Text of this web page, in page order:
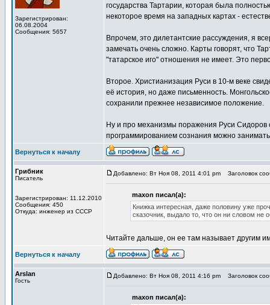
Зарегистрирован:
06.08.2004
Сообщения: 5657
государства Тартарии, которая была
некоторое время на западных картах -
Впрочем, это дилетантские рассуждения, я
замечать очень сложно. Карты говорят, что
"татарское иго" отношения не имеет. Это
Второе. Христианизация Руси в 10-м веке
её история, но даже письменность.
сохранили прежнее независимое положение.
Ну и про механизмы поражения Руси Сидоров
программированием сознания можно
Вернуться к началу
Грибник
Писатель
Зарегистрирован: 11.12.2010
Сообщения: 450
Откуда: инженер из СССР
Добавлено: Вт Ноя 08, 2011 4:01 pm Заголовок
maxon писал(а):
Книжка интересная, даже половину уже
сказочник, выдало то, что он ни словом не
Читайте дальше, он ее там называет другим
Вернуться к началу
Arslan
Гость
Добавлено: Вт Ноя 08, 2011 4:16 pm Заголовок
maxon писал(а):